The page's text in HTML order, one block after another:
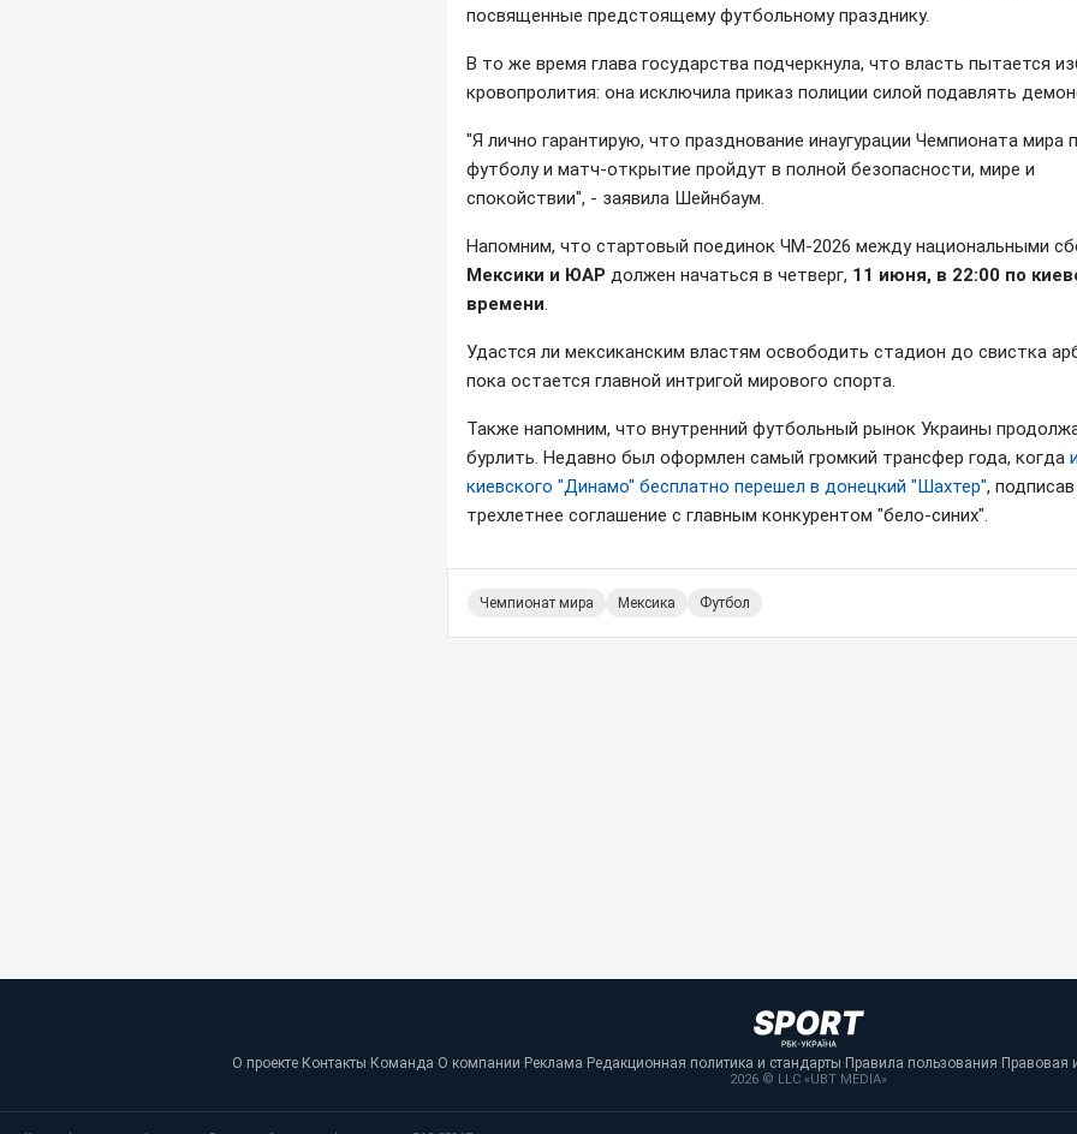
посвященные предстоящему футбольному празднику.
В то же время глава государства подчеркнула, что власть пытается
кровопролития: она исключила приказ полиции силой подавлять
"Я лично гарантирую, что празднование инаугурации Чемпионата мира
футболу и матч-открытие пройдут в полной безопасности, мире и
спокойствии", - заявила Шейнбаум.
Напомним, что стартовый поединок ЧМ-2026 между национальными
Мексики и ЮАР должен начаться в четверг, 11 июня, в 22:00 по
времени.
Удастся ли мексиканским властям освободить стадион до свистка
пока остается главной интригой мирового спорта.
Также напомним, что внутренний футбольный рынок Украины
бурлить. Недавно был оформлен самый громкий трансфер года, когда
киевского "Динамо" бесплатно перешел в донецкий "Шахтер", подписав
трехлетнее соглашение с главным конкурентом "бело-синих".
Чемпионат мира Мексика Футбол
О проекте· Контакты· Команда·О компании· Реклама· Редакционная политика и стандарты· Правила пользования· Правовая
2026 © LLC «UBT MEDIA»